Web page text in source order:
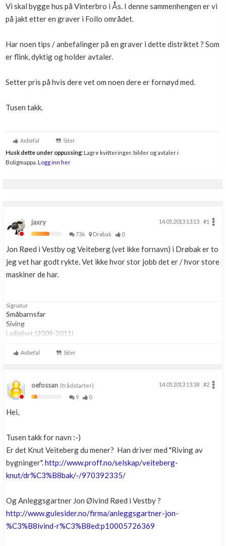
Boligmappa+
Få mer ut av Boligmappa
Vi skal bygge hus på Vinterbro i Ås. I denne sammenhengen er vi
på jakt etter en graver i Follo området.
Har noen tips / anbefalinger på en graver i dette distriktet ? Som
er flink, dyktig og holder avtaler.
Setter pris på hvis dere vet om noen dere er fornøyd med.
Tusen takk.
Anbefal Siter
Husk dette under oppussing:Lagre kvitteringer, bilder og avtaler i
Boligmappa. Logg inn her
jaxry 14.05.2013 13.13
#1
736
Drøbak 0
Jon Røed i Vestby og Veiteberg (vet ikke fornavn) i Drøbak er to
jeg vet har godt rykte. Vet ikke hvor stor jobb det er / hvor store
maskiner de har.
Signatur
Småbarnsfar
Siving
Leilighet (2009-2011)
Hytteprosjekt (2016- )
Anbefal Siter
oefossan (trådstarter) 14.05.2013 13.38
#2
9
0
Hei,
Tusen takk for navn :-)
Er det Knut Veiteberg du mener? Han driver med "Riving av
bygninger".http://www.proff.no/selskap/veiteberg-
knut/dr%C3%B8bak/-/970392335/
Og Anleggsgartner Jon Øivind Røed i Vestby ?
http://www.gulesider.no/firma/anleggsgartner-jon-
%C3%B8ivind-r%C3%B8ed:p10005726369